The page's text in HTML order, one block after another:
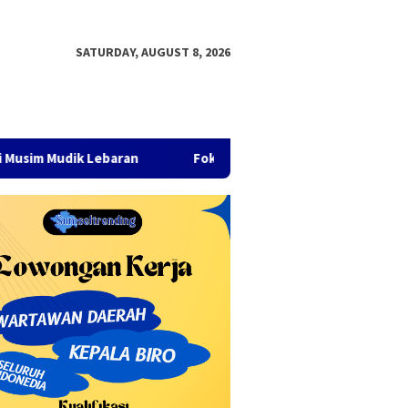
SATURDAY, AUGUST 8, 2026
Lebaran Fokus pada Pertumbuhan Ekonomi dan